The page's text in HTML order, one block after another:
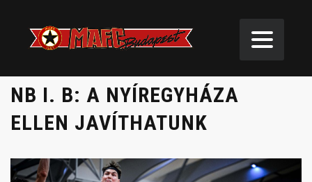
NB I. B: A NYÍREGYHÁZA
ELLEN JAVÍTHATUNK